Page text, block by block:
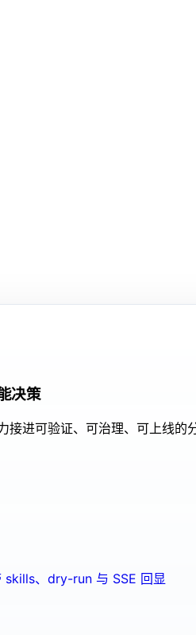
决策
进可验证、可治理、可上线的
skills、dry-run 与 SSE 回显